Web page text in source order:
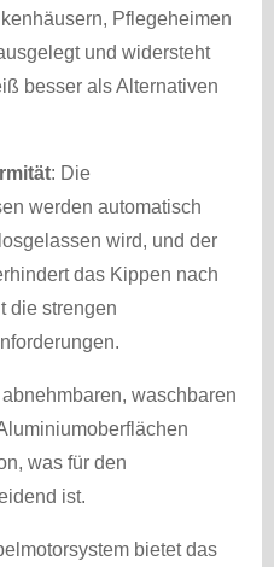
Pflegeheimen
und widersteht
besser als Alternativen
: Die
werden automatisch
wird, und der
das Kippen nach
die strengen
waschbaren
was für den
ist.
bietet das